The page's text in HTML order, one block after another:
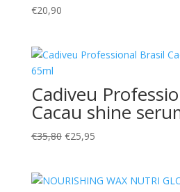
€20,90
Cadiveu
Cacau shine
€35,80 Il
era:
€25,95Il
è: